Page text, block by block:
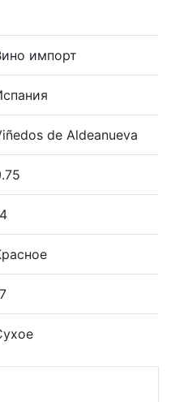
импорт
de Aldeanueva